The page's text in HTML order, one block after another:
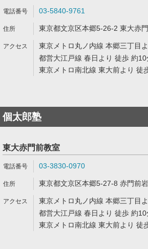
03-5840-9761
東京都文京区本郷5-26-2 東大赤
東京メトロ丸ノ内線 本郷三丁目
都営大江戸線 春日より 徒歩 約10
東京メトロ南北線 東大前より 徒
個太郎塾
東大赤門前教室
03-3830-0970
東京都文京区本郷5-27-8 赤門前
東京メトロ丸ノ内線 本郷三丁目
都営大江戸線 春日より 徒歩 約10
東京メトロ南北線 東大前より 徒